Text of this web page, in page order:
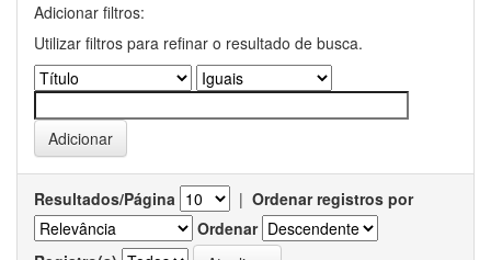
Adicionar filtros:
Utilizar filtros para refinar o resultado de busca.
Resultados/Página | Ordenar registros por
Ordenar